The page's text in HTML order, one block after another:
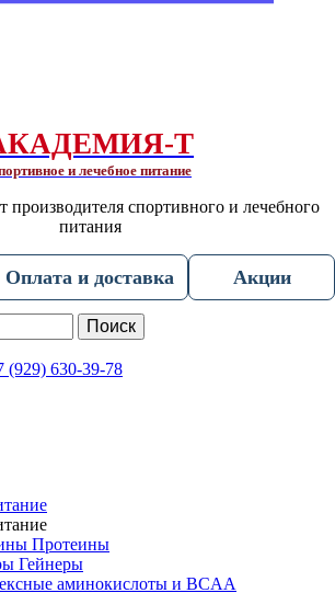
Т
и лечебное питание
спортивного и лечебного
питания
Оплата и доставка Акции
Поиск
(929) 630-39-78
Протеины
Гейнеры